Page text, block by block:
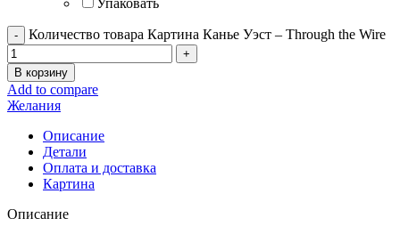
Упаковать
Количество товара Картина Канье Уэст – Through the Wire
В корзину
Add to compare
Желания
Описание
Детали
Оплата и доставка
Картина
Описание